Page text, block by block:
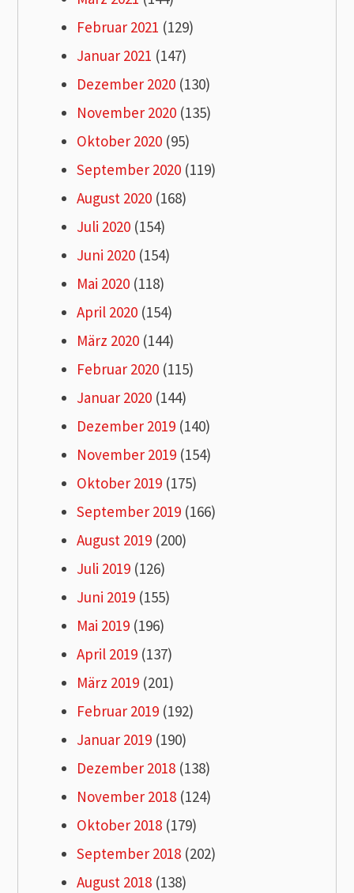
Februar 2021 (129)
Januar 2021 (147)
Dezember 2020 (130)
November 2020 (135)
Oktober 2020 (95)
September 2020 (119)
August 2020 (168)
Juli 2020 (154)
Juni 2020 (154)
Mai 2020 (118)
April 2020 (154)
März 2020 (144)
Februar 2020 (115)
Januar 2020 (144)
Dezember 2019 (140)
November 2019 (154)
Oktober 2019 (175)
September 2019 (166)
August 2019 (200)
Juli 2019 (126)
Juni 2019 (155)
Mai 2019 (196)
April 2019 (137)
März 2019 (201)
Februar 2019 (192)
Januar 2019 (190)
Dezember 2018 (138)
November 2018 (124)
Oktober 2018 (179)
September 2018 (202)
August 2018 (138)